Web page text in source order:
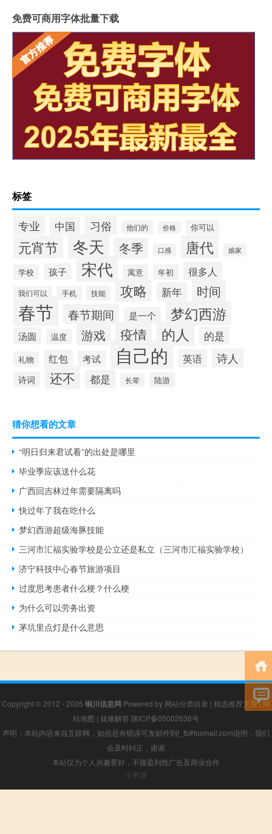
免费可商用字体批量下载
标签
专业 中国 习俗 他们的 价格 你可以
元宵节 冬天 冬季 口感 唐代 娘家
学校 孩子 宋代 寓意 年初 很多人
我们可以 手机 技能 攻略 新年 时间
春节 春节期间 是一个 梦幻西游
汤圆 温度 游戏 疫情 的人 的是
礼物 红包 考试 自己的 英语 诗人
诗词 还不 都是 长辈 陆游
猜你想看的文章
“明日归来君试看”的出处是哪里
毕业季应该送什么花
广西回吉林过年需要隔离吗
快过年了我在吃什么
梦幻西游超级海豚技能
三河市汇福实验学校是公立还是私立（三河市汇福实验学校）
济宁科技中心春节旅游项目
过度思考患者什么梗？什么梗
为什么可以劳务出资
茅坑里点灯是什么意思
Copyright © 2012 - 2026 铜川信息网 Powered by 网站分类目录 | 精选推荐文章|网
站地图 | 疑难解答 陕ICP备05002636号
声明：本站内容来自互联网，如信息有错误可发邮件到f_fb#foxmail.com说明，我们
会及时纠正，谢谢
本站仅为个人兴趣爱好，不接盈利性广告及商业合作
小男孩